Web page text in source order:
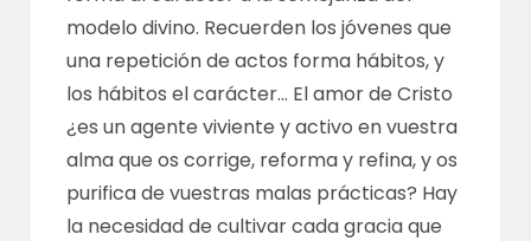
modelo divino. Recuerden los jóvenes que
una repetición de actos forma hábitos, y
los hábitos el carácter… El amor de Cristo
¿es un agente viviente y activo en vuestra
alma que os corrige, reforma y refina, y os
purifica de vuestras malas prácticas? Hay
la necesidad de cultivar cada gracia que